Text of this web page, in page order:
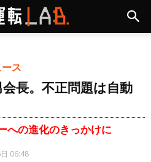
ース
長。不正問題は自動
への進化のきっかけに
06:48